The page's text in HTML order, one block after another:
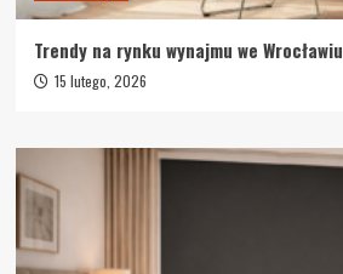
Trendy na rynku wynajmu we Wrocławiu
15 lutego, 2026